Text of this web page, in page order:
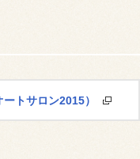
トサロン2015）